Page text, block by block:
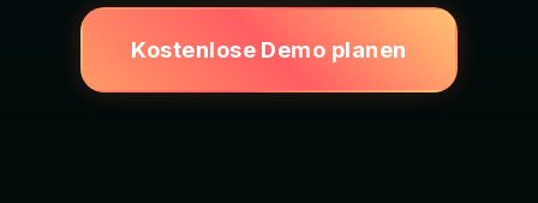
Kostenlose Demo planen